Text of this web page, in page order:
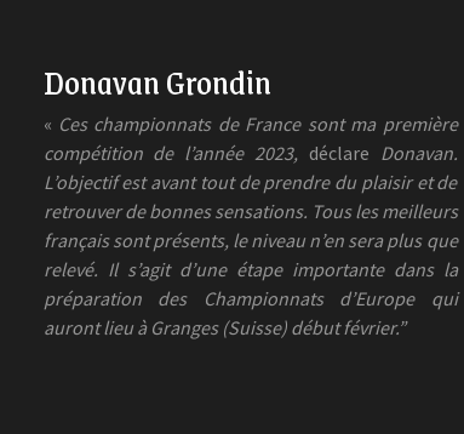
Donavan Grondin
« Ces championnats de France sont ma première
compétition de l’année 2023, déclare Donavan.
L’objectif est avant tout de prendre du plaisir et de
retrouver de bonnes sensations. Tous les meilleurs
français sont présents, le niveau n’en sera plus que
relevé. Il s’agit d’une étape importante dans la
préparation des Championnats d’Europe qui
auront lieu à Granges (Suisse) début février.”